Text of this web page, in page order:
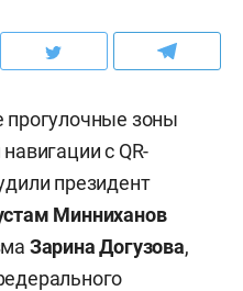
прогулочные зоны
с QR-
президент
Минниханов
Зарина Догузова,